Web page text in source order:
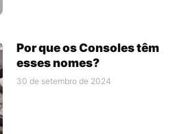
Por que os Consoles têm
esses nomes?
30 de setembro de 2024